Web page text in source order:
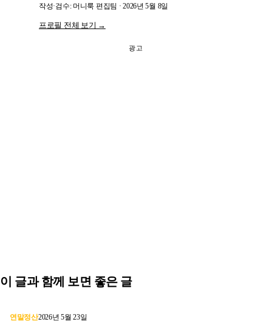
작성·검수: 머니룩 편집팀 · 2026년 5월 8일
프로필 전체 보기 →
광고
이 글과 함께 보면 좋은 글
연말정산2026년 5월 23일